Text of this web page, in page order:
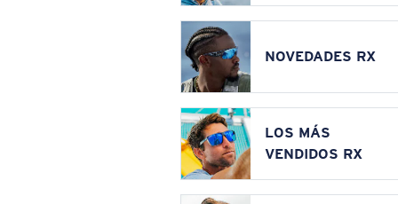
NOVEDADES RX
LOS MÁS
VENDIDOS RX